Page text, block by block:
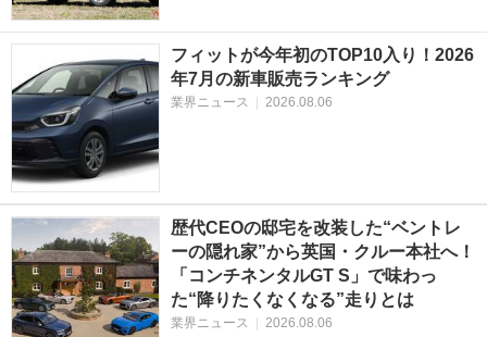
フィットが今年初のTOP10入り！2026
年7月の新車販売ランキング
業界ニュース 2026.08.06
歴代CEOの邸宅を改装した“ベントレ
ーの隠れ家”から英国・クルー本社へ！
「コンチネンタルGT S」で味わっ
た“降りたくなくなる”走りとは
業界ニュース 2026.08.06